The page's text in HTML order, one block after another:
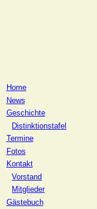
Home
News
Geschichte
Distinktionstafel
Termine
Fotos
Kontakt
Vorstand
Mitglieder
Gästebuch